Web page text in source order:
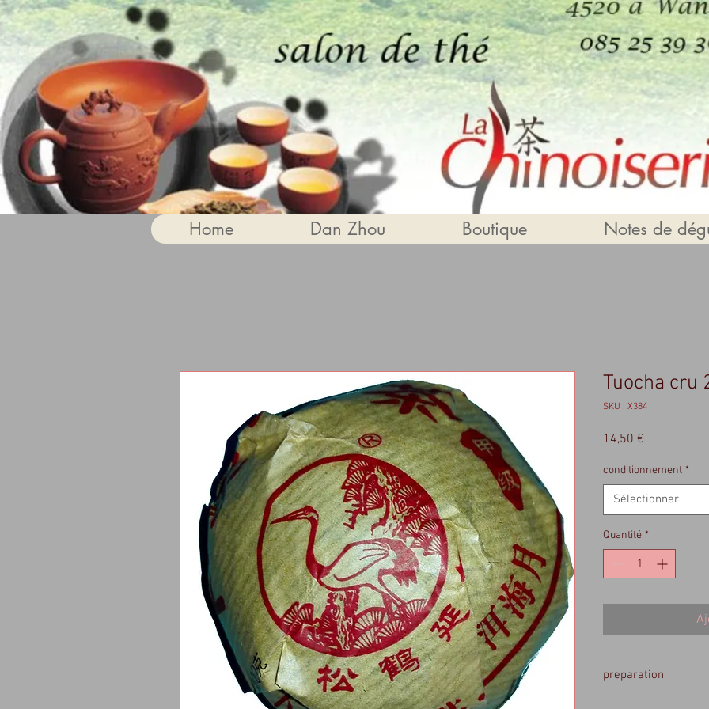
Home Dan Zhou Boutique Notes de
Tuocha cru
SKU : X384
14,50 €
conditionnement *
Sélectionner
Quantité *
preparation